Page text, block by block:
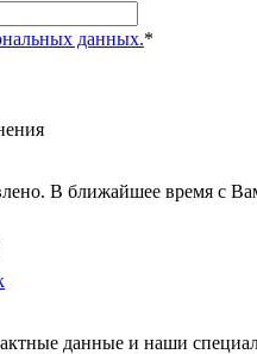
данных.*
В ближайшее время с
данные и наши